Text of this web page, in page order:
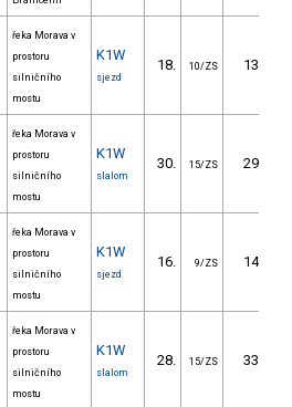
řeka Morava v
prostoru
silničního
mostu
K1W
sjezd
18. 10/ZS 13.90
řeka Morava v
prostoru
silničního
mostu
K1W
slalom
30. 15/ZS 29.51
řeka Morava v
prostoru
silničního
mostu
K1W
sjezd
16. 9/ZS 14.20
řeka Morava v
prostoru
silničního
mostu
K1W
slalom
28. 15/ZS 33.21